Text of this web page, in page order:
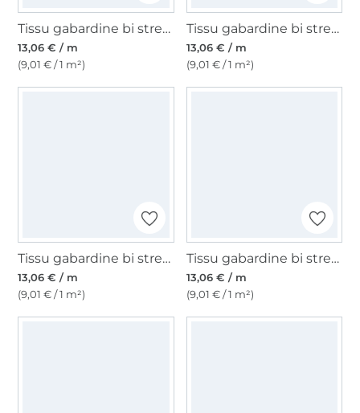
Tissu gabardine bi stretch, beige clair
13,06 € / m
(9,01 € / 1 m²)
Tissu gabardine bi stretch, terracotta
13,06 € / m
(9,01 € / 1 m²)
Tissu gabardine bi stretch, bleu denim chiné
13,06 € / m
(9,01 € / 1 m²)
Tissu gabardine bi stretch, bleu foncé profond
13,06 € / m
(9,01 € / 1 m²)